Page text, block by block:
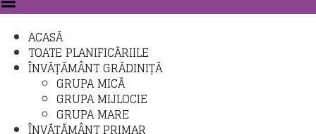
Menu
ACASĂ
TOATE PLANIFICĂRIILE
ÎNVĂȚĂMÂNT GRĂDINIȚĂ
GRUPA MICĂ
GRUPA MIJLOCIE
GRUPA MARE
ÎNVĂȚĂMÂNT PRIMAR